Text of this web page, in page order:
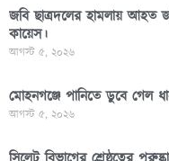
জবি ছাত্রদলের হামলায় আহত
কায়েস।
আগস্ট ৫, ২০২৬
মোহনগঞ্জে পানিতে ডুবে গেল
আগস্ট ৫, ২০২৬